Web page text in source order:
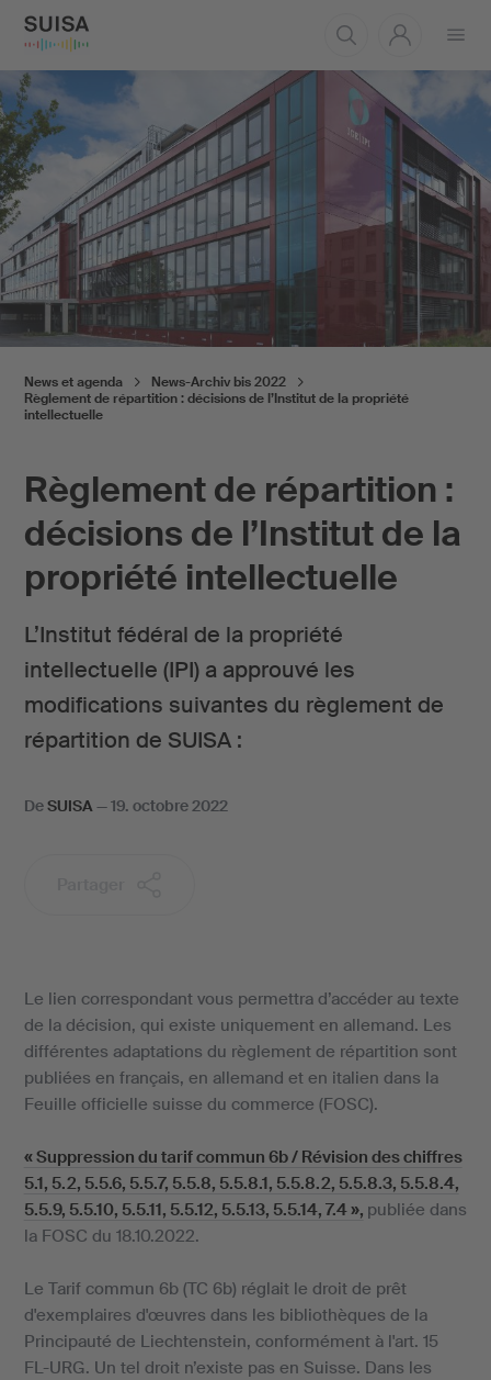
le
Règlement de répartition :
décisions de l’Institut de la
propriété intellectuelle
L’Institut fédéral de la propriété
intellectuelle (IPI) a approuvé les
modifications suivantes du règlement de
répartition de SUISA :
News et agenda
News-Archiv bis 2022
Règlement de répartition : décisions de l’Institut de la propriété
intellectuelle
DeSUISA—19. octobre 2022
Le lien correspondant vous permettra d’accéder au texte
de la décision, qui existe uniquement en allemand. Les
différentes adaptations du règlement de répartition sont
publiées en français, en allemand et en italien dans la
Feuille officielle suisse du commerce (FOSC).
« Suppression du tarif commun 6b / Révision des chiffres
5.1, 5.2, 5.5.6, 5.5.7, 5.5.8, 5.5.8.1, 5.5.8.2, 5.5.8.3, 5.5.8.4,
5.5.9, 5.5.10, 5.5.11, 5.5.12, 5.5.13, 5.5.14, 7.4 », publiée dans
la FOSC du 18.10.2022.
Le Tarif commun 6b (TC 6b) réglait le droit de prêt
d'exemplaires d'œuvres dans les bibliothèques de la
Principauté de Liechtenstein, conformément à l'art. 15
FL-URG. Un tel droit n’existe pas en Suisse. Dans les